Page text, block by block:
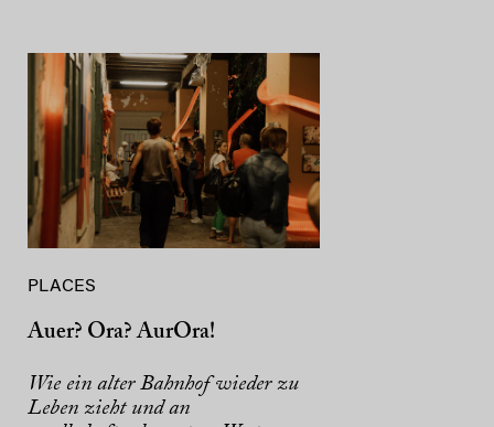
PLACES
Auer? Ora? AurOra!
Wie ein alter Bahnhof wieder zu
Leben zieht und an